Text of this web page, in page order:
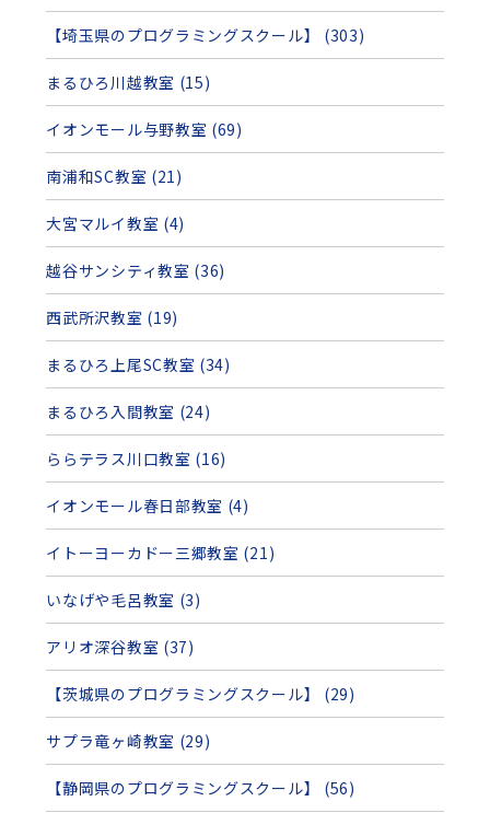
【埼玉県のプログラミングスクール】 (303)
まるひろ川越教室 (15)
イオンモール与野教室 (69)
南浦和SC教室 (21)
大宮マルイ教室 (4)
越谷サンシティ教室 (36)
西武所沢教室 (19)
まるひろ上尾SC教室 (34)
まるひろ入間教室 (24)
ららテラス川口教室 (16)
イオンモール春日部教室 (4)
イトーヨーカドー三郷教室 (21)
いなげや毛呂教室 (3)
アリオ深谷教室 (37)
【茨城県のプログラミングスクール】 (29)
サプラ竜ヶ崎教室 (29)
【静岡県のプログラミングスクール】 (56)